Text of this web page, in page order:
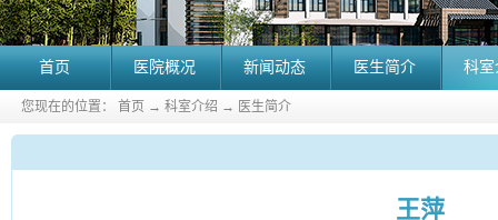
首页 医院概况 新闻动态 医生简介 科
您现在的位置： 首页 → 科室介绍 → 医生简介
王萍